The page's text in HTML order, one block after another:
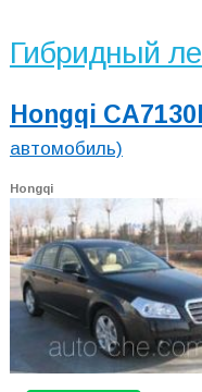
Гибридный
Hongqi
автомобиль)
Hongqi